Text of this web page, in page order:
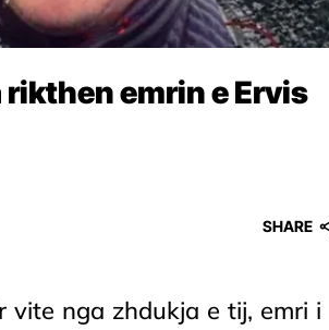
emrin e Ervis
SHARE
vite nga zhdukja e tij, emri i